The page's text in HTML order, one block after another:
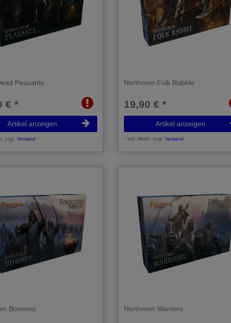
Peasants
€ *
Artikel anzeigen
zzgl.Versand
Northmen Folk Rabble
19,90 € *
Artikel anzeigen
*inkl. MwSt. zzgl.Versand
Bowmen Northmen Warriors